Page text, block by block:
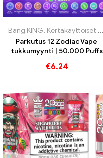
Bang KING, Kertakäyttöiset e-savukkeet
Parkutus 12 Zodiac Vape
tukkumyynti | 50.000 Puffs
€6.24